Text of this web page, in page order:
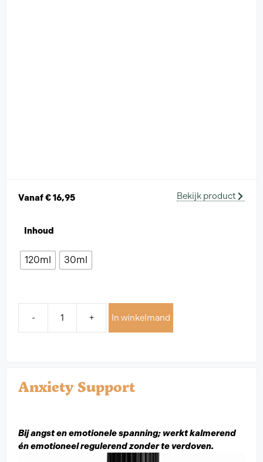
Vanaf€16,95 Bekijk product
Inhoud
120ml 30ml
- + In winkelmand
Anxiety Support
Bij angst en emotionele spanning; werkt kalmerend
én emotioneel regulerend zonder te verdoven.